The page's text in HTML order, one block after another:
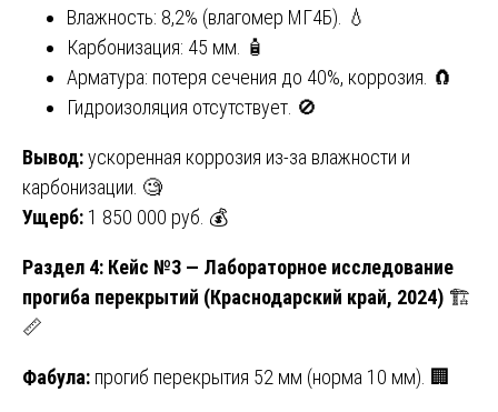
Влажность: 8,2% (влагомер МГ4Б). 💧
Карбонизация: 45 мм. 🧴
Арматура: потеря сечения до 40%, коррозия. 🧲
Гидроизоляция отсутствует. 🚫
Вывод:ускоренная коррозия из-за влажности и
карбонизации. 🧐
Ущерб: 1 850 000 руб. 💰
Раздел 4: Кейс №3 — Лабораторное исследование
прогиба перекрытий (Краснодарский край, 2024) 🏗️
📏
Фабула: прогиб перекрытия 52 мм (норма 10 мм). 🏢